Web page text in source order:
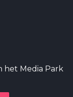
het Media Park